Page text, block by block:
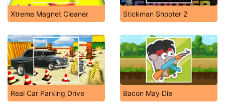
Xtreme Magnet Cleaner Stickman Shooter 2
Real Car Parking Drive Bacon May Die